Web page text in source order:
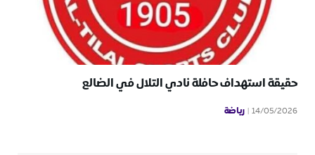
حقيقة استهداف حافلة نادي التلال في الضالع
14/05/2026 رياضة